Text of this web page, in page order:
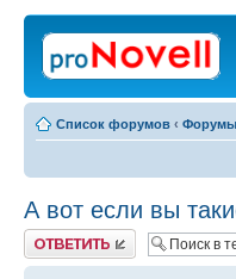
Список форумов ‹ Форумы
А вот если вы
Ответить